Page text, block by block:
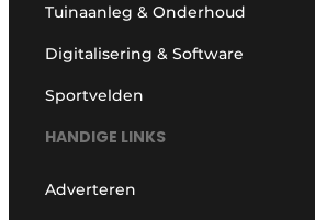
Tuinaanleg & Onderhoud
Digitalisering & Software
Sportvelden
HANDIGE LINKS
Adverteren